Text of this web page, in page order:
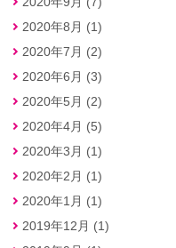
2020年8月 (1)
2020年7月 (2)
2020年6月 (3)
2020年5月 (2)
2020年4月 (5)
2020年3月 (1)
2020年2月 (1)
2020年1月 (1)
2019年12月 (1)